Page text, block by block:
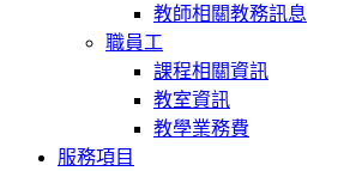
教師相關教務訊息
職員工
課程相關資訊
教室資訊
教學業務費
服務項目